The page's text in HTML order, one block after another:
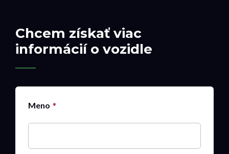
Chcem získať viac
informácií o vozidle
Meno